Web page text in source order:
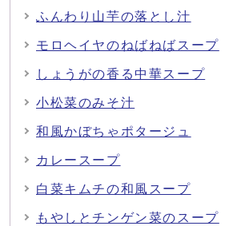
ふんわり山芋の落とし汁
モロヘイヤのねばねばスープ
しょうがの香る中華スープ
小松菜のみそ汁
和風かぼちゃポタージュ
カレースープ
白菜キムチの和風スープ
もやしとチンゲン菜のスープ